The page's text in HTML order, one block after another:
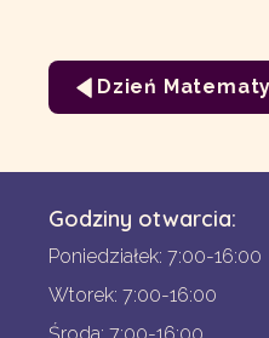
Dzień
Godziny otwarcia:
Poniedziałek: 7:00-16:00
Wtorek: 7:00-16:00